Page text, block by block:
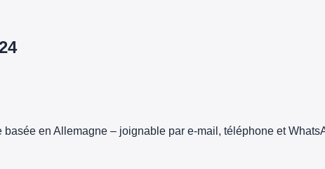
en Allemagne – joignable par e-mail, téléphone et